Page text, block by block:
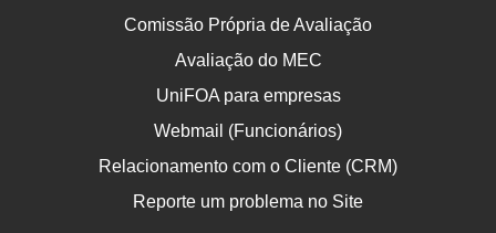
Comissão Própria de Avaliação
Avaliação do MEC
UniFOA para empresas
Webmail (Funcionários)
Relacionamento com o Cliente (CRM)
Reporte um problema no Site